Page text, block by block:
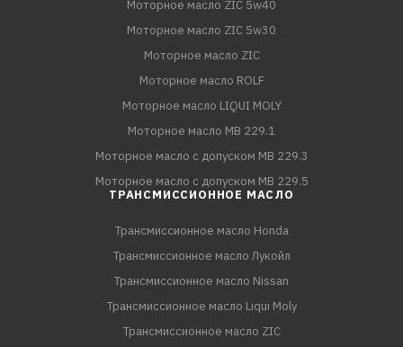
Моторное масло ZIC 5w40
Моторное масло ZIC 5w30
Моторное масло ZIC
Моторное масло ROLF
Моторное масло LIQUI MOLY
Моторное масло MB 229.1
Моторное масло с допуском MB 229.3
Моторное масло с допуском MB 229.5
ТРАНСМИССИОННОЕ МАСЛО
Трансмиссионное масло Honda
Трансмиссионное масло Лукойл
Трансмиссионное масло Nissan
Трансмиссионное масло Liqui Moly
Трансмиссионное масло ZIC